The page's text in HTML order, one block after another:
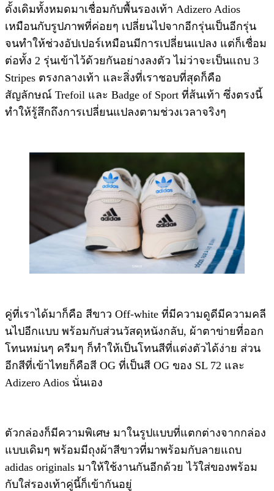
ดั้งเดิมทั้งหมดมาเชื่อมกับพื้นรองเท้า Adizero Adios
เหมือนกับรูปภาพที่ค่อยๆ เปลี่ยนไปจากอีกรุ่นเป็นอีกรุ่น
จนทำให้ช่วงอัปเปอร์เหมือนมีการเปลี่ยนแปลง แต่ก็เชื่อม
ต่อทั้ง 2 รุ่นเข้าไว้ด้วยกันอย่างลงตัว ไม่ว่าจะเป็นแถบ 3
Stripes ตรงกลางเท้า และสิ่งที่เราชอบที่สุดก็คือ
สัญลักษณ์ Trefoil และ Badge of Sport ที่ส้นเท้า ซึ่งตรงนี้
ทำให้รู้สึกถึงการเปลี่ยนแปลงตามช่วงเวลาจริงๆ
คู่ที่เราได้มาก็คือ สีขาว Off-white ที่มีความดูดีมีความคลี
นไปอีกแบบ พร้อมกับส่วนวัสดุหนังกลับ, ผ้าตาข่ายที่ออก
โทนหม่นๆ ครีมๆ ก็ทำให้เป็นโทนสีที่แต่งตัวได้ง่าย ส่วน
อีกสีที่เข้าไทยก็คือสี OG ที่เป็นสี OG ของ SL 72 และ
Adizero Adios นั่นเอง
ตัวกล่องก็มีความพิเศษ มาในรูปแบบที่แตกต่างจากกล่อง
แบบเดิมๆ พร้อมมีถุงผ้าสีขาวที่มาพร้อมกับลายแถบ
adidas originals มาให้ใช้งานกันอีกด้วย ไว้ใส่ของพร้อม
กับใส่รองเท้าคู่นี้ก็เข้ากันอยู่